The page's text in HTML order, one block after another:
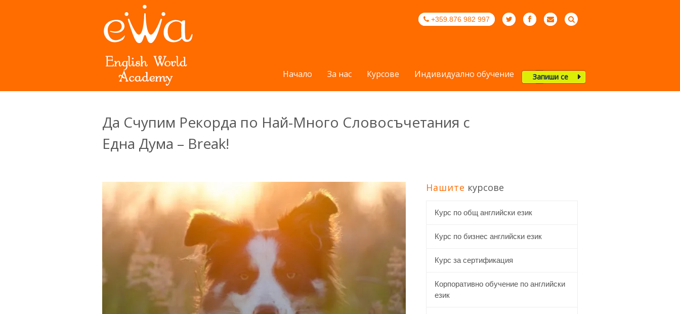
Начало За нас Курсове Индивидуално обучение Запиши се
+359.876 982 997
Да Счупим Рекорда по Най-Много Словосъчетания с
Една Дума – Break!
Нашите курсове
Курс по общ английски език
Курс по бизнес английски език
Курс за сертификация
Корпоративно обучение по английски
език